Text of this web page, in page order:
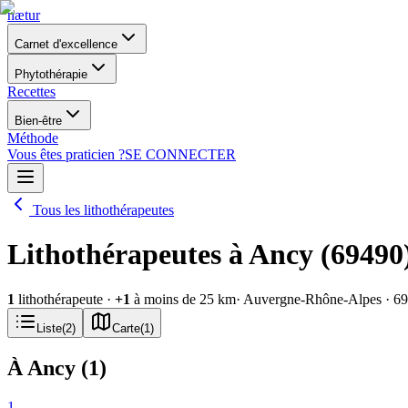
nætur
Carnet d'excellence
Phytothérapie
Recettes
Bien-être
Méthode
Vous êtes praticien ?SE CONNECTER
Tous les lithothérapeutes
Lithothérapeutes à Ancy
1 lithothérapeute · +1 à moins de 25 km· Auvergne-Rhône-Alpes ·
Liste(2) Carte(1 )
À Ancy (1)